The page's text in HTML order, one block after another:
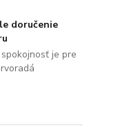
doručenie
je pre